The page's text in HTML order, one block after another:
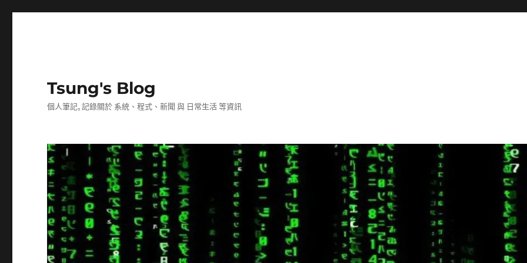
Tsung's Blog
個人筆記, 記錄關於 系統、程式、新聞 與 日常生活 等資訊